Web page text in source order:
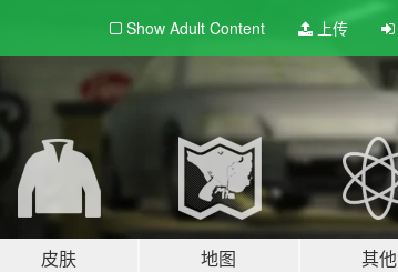
Show Adult Content 上传
皮肤 地图 其他